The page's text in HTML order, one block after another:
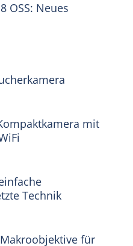
OSS: Neues
mit
Technik
für